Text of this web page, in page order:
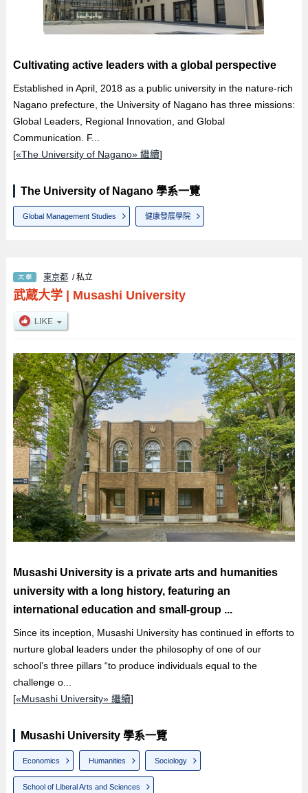
Cultivating active leaders with a global perspective
Established in April, 2018 as a public university in the nature-rich
Nagano prefecture, the University of Nagano has three missions:
Global Leaders, Regional Innovation, and Global
Communication. F...
[«The University of Nagano» 繼續]
The University of Nagano 學系一覽
Global Management Studies 健康發展學院
東京都 / 私立
武蔵大学| Musashi University
Musashi University is a private arts and humanities
university with a long history, featuring an
international education and small-group ...
Since its inception, Musashi University has continued in efforts to
nurture global leaders under the philosophy of one of our
school’s three pillars “to produce individuals equal to the
challenge o...
[«Musashi University» 繼續]
Musashi University 學系一覽
Economics Humanities Sociology
School of Liberal Arts and Sciences